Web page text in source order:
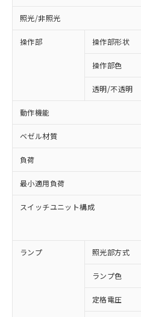
照光/非照光
操作部 操作部形状
操作部色
透明/不透明
動作機能
ベゼル材質
負荷
最小適用負荷
スイッチユニット構成
ランプ 照光部方式
ランプ色
定格電圧